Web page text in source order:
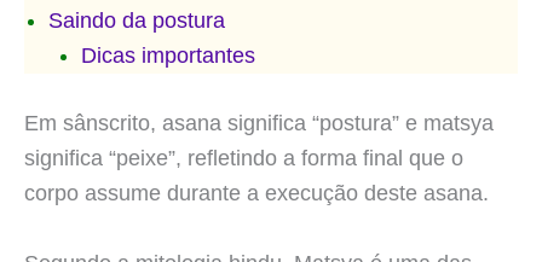
Saindo da postura
Dicas importantes
Em sânscrito, asana significa “postura” e matsya
significa “peixe”, refletindo a forma final que o
corpo assume durante a execução deste asana.